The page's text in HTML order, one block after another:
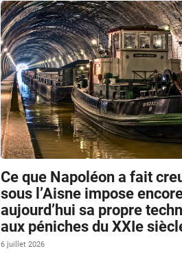
Ce que Napoléon a fait
sous l’Aisne impose
aujourd’hui sa propre
aux péniches du XXIe
6 juillet 2026